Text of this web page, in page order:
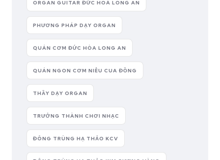
ORGAN GUITAR ĐỨC HOÀ LONG AN
PHƯƠNG PHÁP DẠY ORGAN
QUÁN CƠM ĐỨC HÒA LONG AN
QUÁN NGON CƠM NIÊU CUA ĐỒNG
THẦY DẠY ORGAN
TRƯỞNG THÀNH CHƠI NHẠC
ĐÔNG TRÙNG HẠ THẢO KCV